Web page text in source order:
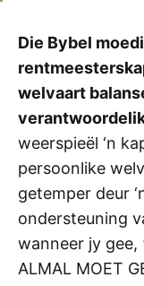
Die Bybel
welvaart
weerspieël ‘n
persoonlike
getemper deur
ondersteuning
wanneer jy gee,
ALMAL MOET